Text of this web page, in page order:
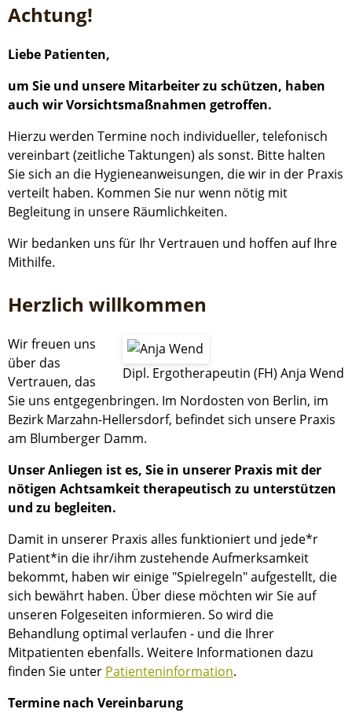
Achtung!
Liebe Patienten,
um Sie und unsere Mitarbeiter zu schützen, haben
auch wir Vorsichtsmaßnahmen getroffen.
Hierzu werden Termine noch individueller, telefonisch
vereinbart (zeitliche Taktungen) als sonst. Bitte halten
Sie sich an die Hygieneanweisungen, die wir in der Praxis
verteilt haben. Kommen Sie nur wenn nötig mit
Begleitung in unsere Räumlichkeiten.
Wir bedanken uns für Ihr Vertrauen und hoffen auf Ihre
Mithilfe.
Herzlich willkommen
Dipl. Ergotherapeutin (FH) Anja Wend
Wir freuen uns
über das
Vertrauen, das
Sie uns entgegenbringen. Im Nordosten von Berlin, im
Bezirk Marzahn-Hellersdorf, befindet sich unsere Praxis
am Blumberger Damm.
Unser Anliegen ist es, Sie in unserer Praxis mit der
nötigen Achtsamkeit therapeutisch zu unterstützen
und zu begleiten.
Damit in unserer Praxis alles funktioniert und jede*r
Patient*in die ihr/ihm zustehende Aufmerksamkeit
bekommt, haben wir einige "Spielregeln" aufgestellt, die
sich bewährt haben. Über diese möchten wir Sie auf
unseren Folgeseiten informieren. So wird die
Behandlung optimal verlaufen - und die Ihrer
Mitpatienten ebenfalls. Weitere Informationen dazu
finden Sie unter Patienteninformation.
Termine nach Vereinbarung